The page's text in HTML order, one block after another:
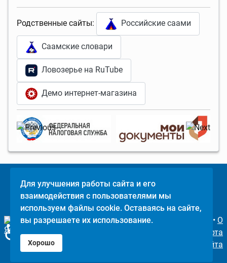
Родственные сайты: Российские саами
Саамские словари
Ловозерье на RuTube
Демо интернет-магазина
Поделится
©
2011-2026
• О
Карта
сайта
Для улучшения работы сайта и его
взаимодействия с пользователями мы
используем файлы cookie. Оставаясь на сайте,
вы разрешаете их использование.
Хорошо